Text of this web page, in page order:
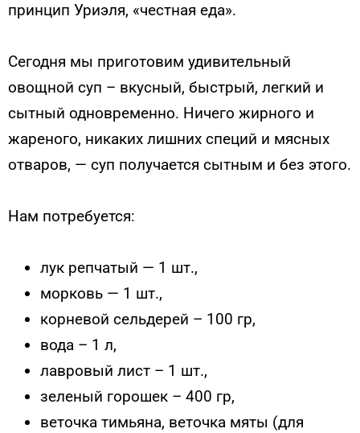
принцип Уриэля, «честная еда».
Сегодня мы приготовим удивительный
овощной суп – вкусный, быстрый, легкий и
сытный одновременно. Ничего жирного и
жареного, никаких лишних специй и мясных
отваров, — суп получается сытным и без этого.
Нам потребуется:
лук репчатый — 1 шт.,
морковь — 1 шт.,
корневой сельдерей – 100 гр,
вода – 1 л,
лавровый лист – 1 шт.,
зеленый горошек – 400 гр,
веточка тимьяна, веточка мяты (для